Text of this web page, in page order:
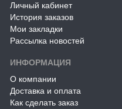
Личный кабинет
История заказов
Мои закладки
Рассылка новостей
ИНФОРМАЦИЯ
О компании
Доставка и оплата
Как сделать заказ